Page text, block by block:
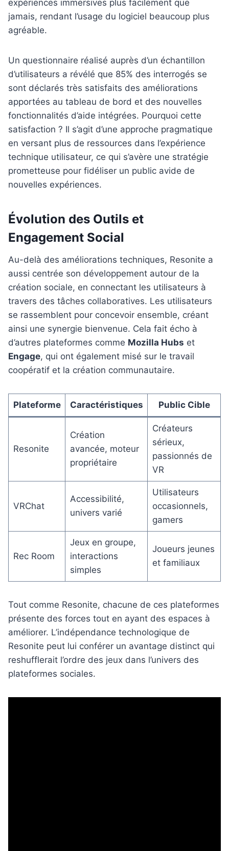
expériences immersives plus facilement que
jamais, rendant l’usage du logiciel beaucoup plus
agréable.
Un questionnaire réalisé auprès d’un échantillon
d’utilisateurs a révélé que 85% des interrogés se
sont déclarés très satisfaits des améliorations
apportées au tableau de bord et des nouvelles
fonctionnalités d’aide intégrées. Pourquoi cette
satisfaction ? Il s’agit d’une approche pragmatique
en versant plus de ressources dans l’expérience
technique utilisateur, ce qui s’avère une stratégie
prometteuse pour fidéliser un public avide de
nouvelles expériences.
Évolution des Outils et
Engagement Social
Au-delà des améliorations techniques, Resonite a
aussi centrée son développement autour de la
création sociale, en connectant les utilisateurs à
travers des tâches collaboratives. Les utilisateurs
se rassemblent pour concevoir ensemble, créant
ainsi une synergie bienvenue. Cela fait écho à
d’autres plateformes comme Mozilla Hubs et
Engage, qui ont également misé sur le travail
coopératif et la création communautaire.
Plateforme Caractéristiques Public Cible
Resonite
Création
avancée, moteur
propriétaire
Créateurs
sérieux,
passionnés de
VR
VRChat
Accessibilité,
univers varié
Utilisateurs
occasionnels,
gamers
Rec Room
Jeux en groupe,
interactions
simples
Joueurs jeunes
et familiaux
Tout comme Resonite, chacune de ces plateformes
présente des forces tout en ayant des espaces à
améliorer. L’indépendance technologique de
Resonite peut lui conférer un avantage distinct qui
reshufflerait l’ordre des jeux dans l’univers des
plateformes sociales.